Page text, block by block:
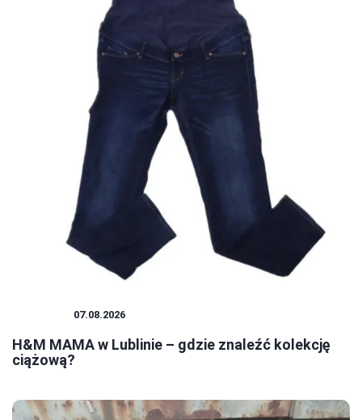
07.08.2026
H&M MAMA w Lublinie – gdzie znaleźć kolekcję
ciążową?